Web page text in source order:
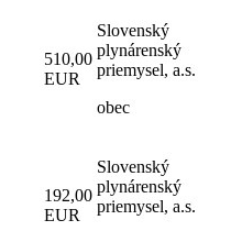
510,00
EUR
Slovenský
plynárenský
priemysel, a.s.
obec
192,00
EUR
Slovenský
plynárenský
priemysel, a.s.